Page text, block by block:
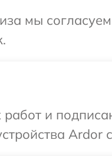
мы
работ и
Ardor